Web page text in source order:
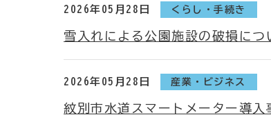
2026年05月28日 くらし・手続き
雪入れによる公園施設の破損につ
2026年05月28日 産業・ビジネス
紋別市水道スマートメーター導